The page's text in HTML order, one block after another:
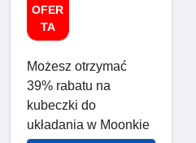
OFER
TA
Możesz otrzymać
39% rabatu na
kubeczki do
układania w Moonkie